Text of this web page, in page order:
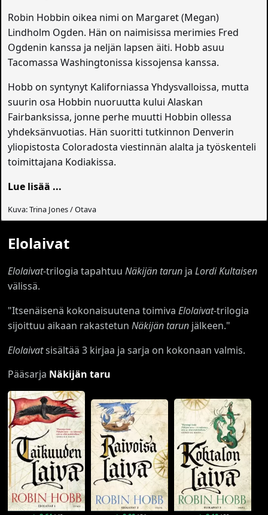
Robin Hobbin oikea nimi on Margaret (Megan)
Lindholm Ogden. Hän on naimisissa merimies Fred
Ogdenin kanssa ja neljän lapsen äiti. Hobb asuu
Tacomassa Washingtonissa kissojensa kanssa.
Hobb on syntynyt Kaliforniassa Yhdysvalloissa, mutta
suurin osa Hobbin nuoruutta kului Alaskan
Fairbanksissa, jonne perhe muutti Hobbin ollessa
yhdeksänvuotias. Hän suoritti tutkinnon Denverin
yliopistosta Coloradosta viestinnän alalta ja työskenteli
toimittajana Kodiakissa.
Lue lisää ...
Kuva: Trina Jones / Otava
Elolaivat
Elolaivat-trilogia tapahtuuNäkijän tarun jaLordi Kultaisen
välissä.
"Itsenäisenä kokonaisuutena toimivaElolaivat-trilogia
sijoittuu aikaan rakastetunNäkijän tarun jälkeen."
Elolaivatsisältää 3 kirjaa ja sarja on kokonaan valmis.
Pääsarja Näkijän taru